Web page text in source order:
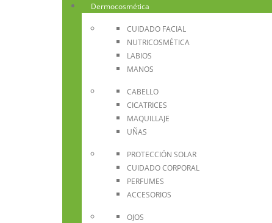
Dermocosmética
CUIDADO FACIAL
NUTRICOSMÉTICA
LABIOS
MANOS
CABELLO
CICATRICES
MAQUILLAJE
UÑAS
PROTECCIÓN SOLAR
CUIDADO CORPORAL
PERFUMES
ACCESORIOS
OJOS